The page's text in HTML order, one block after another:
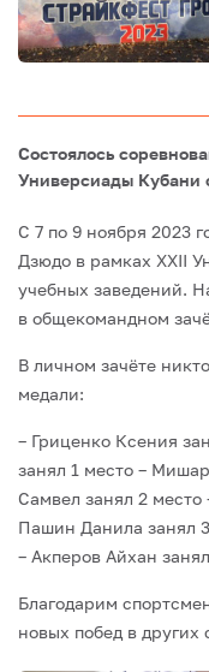
Состоялось
Универсиады Кубани
С 7 по 9 ноября 2023
Дзюдо в рамках XXII
учебных заведений.
в общекомандном
В личном зачёте
медали:
– Гриценко Ксения
занял 1 место –
Самвел занял 2 место
Пашин Данила занял
– Акперов Айхан
Благодарим
новых побед в других